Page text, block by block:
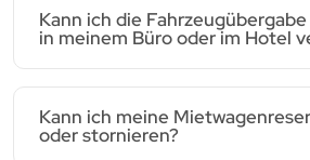
Kann ich die
in meinem Büro oder im Hotel
Kann ich meine
oder stornieren?